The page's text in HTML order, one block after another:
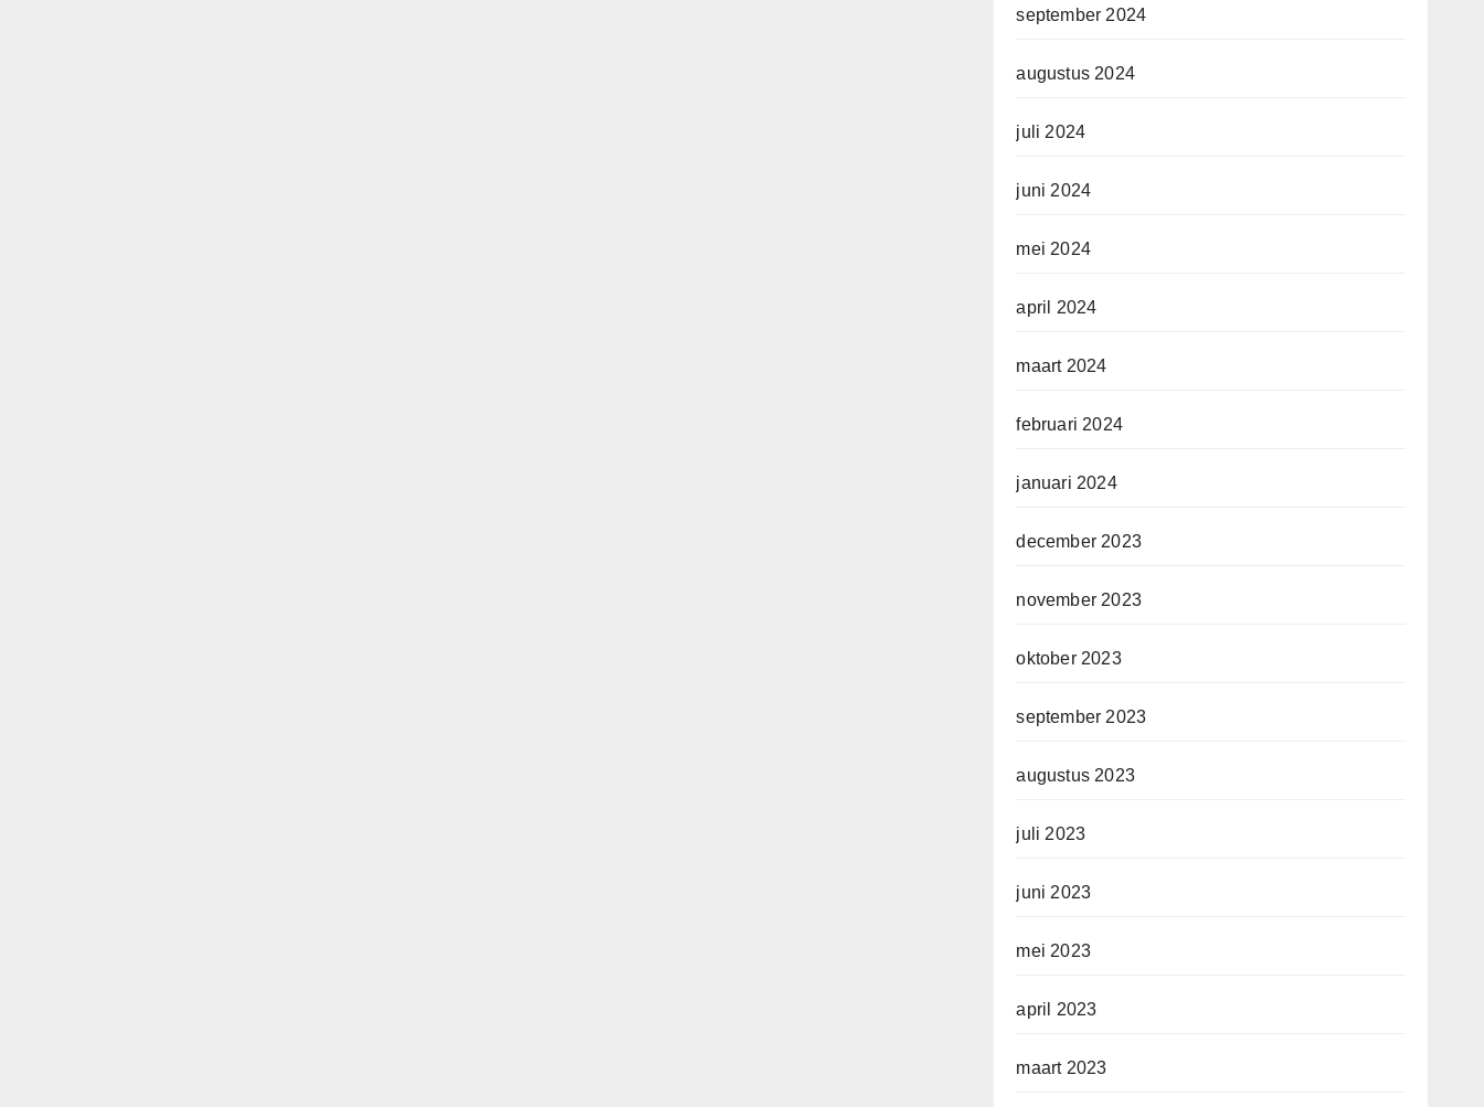
september 2024
augustus 2024
juli 2024
juni 2024
mei 2024
april 2024
maart 2024
februari 2024
januari 2024
december 2023
november 2023
oktober 2023
september 2023
augustus 2023
juli 2023
juni 2023
mei 2023
april 2023
maart 2023